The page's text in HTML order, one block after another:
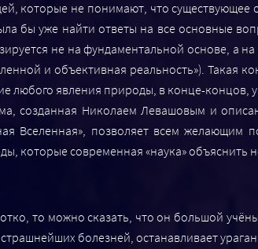
которые не понимают, что
бы уже найти ответы на все основные
не на фундаментальной основе, а
и объективная реальность»). Такая
любого явления природы, в конце-концов,
созданная Николаем Левашовым и
Вселенная», позволяет всем желающим
которые современная «наука» объяснить
то можно сказать, что он большой
болезней, останавливает